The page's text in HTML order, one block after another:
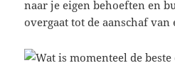
naar je eigen behoeften en
overgaat tot de aanschaf